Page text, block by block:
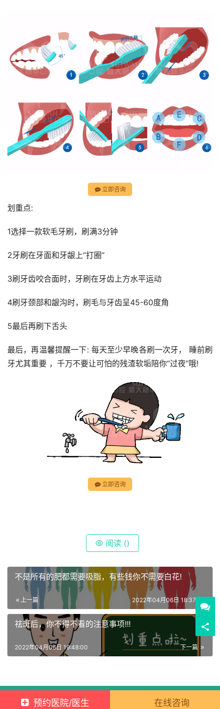
立即咨询
划重点:
1选择一款软毛牙刷，刷满3分钟
2牙刷在牙面和牙龈上“打圈”
3刷牙齿咬合面时，牙刷在牙齿上方水平运动
4刷牙颈部和龈沟时，刷毛与牙齿呈45-60度角
5最后再刷下舌头
最后，再温馨提醒一下: 每天至少早晚各刷一次牙， 睡前刷
牙尤其重要 ，千万不要让可怕的残渣软垢陪你“过夜”哦!
立即咨询
阅读 ()
不是所有的肥都需要吸脂，有些钱你不需要白花!
上一篇 2022年04月06日 18:37:00
祛斑后，你不得不看的注意事项!!!
下一篇
2022年04月06日 19:48:00
Copyright © 2021 新元素 版权所有 蜀ICP备2021029902号-2
预约医院/医生 在线咨询